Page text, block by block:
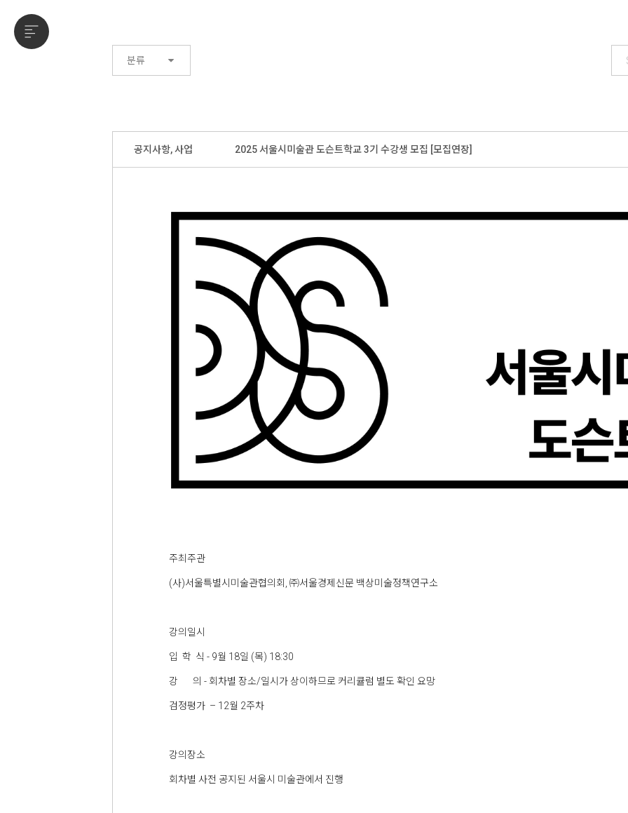
분류
공지사항, 사업 2025 서울시미술관 도슨트학교 3기 수강생 모집 [모집연장]
주최주관
(사)서울특별시미술관협의회, ㈜서울경제신문 백상미술정책연구소
강의일시
입 학 식 - 9월 18일 (목) 18:30
강 의 - 회차별 장소/일시가 상이하므로 커리큘럼 별도 확인 요망
검정평가 – 12월 2주차
강의장소
회차별 사전 공지된 서울시 미술관에서 진행